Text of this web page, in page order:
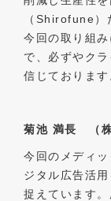
（Shirofune）
今回の取り組
で、必ずやク
信じております
菊池 満長 （
今回のメディ
ジタル広告活
捉えています